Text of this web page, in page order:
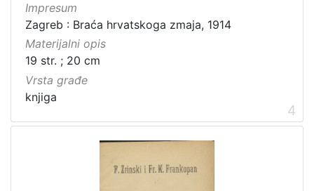
Impresum
Zagreb : Braća hrvatskoga zmaja, 1914
Materijalni opis
19 str. ; 20 cm
Vrsta građe
knjiga
4